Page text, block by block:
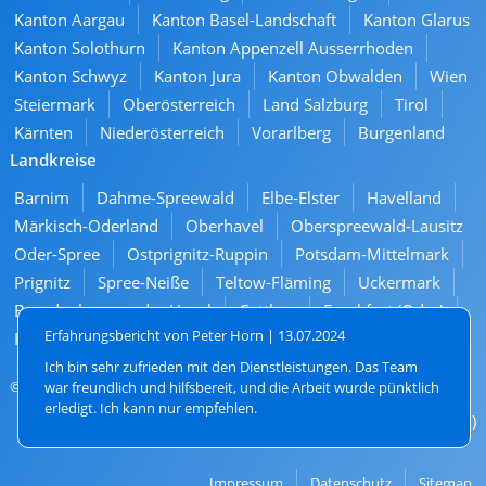
Erfahrungsbericht von Peter Horn | 13.07.2024
Ich bin sehr zufrieden mit den Dienstleistungen. Das Team
war freundlich und hilfsbereit, und die Arbeit wurde pünktlich
erledigt. Ich kann nur empfehlen.
Kanton Aargau
Kanton Basel-Landschaft
Kanton Glarus
Kanton Solothurn
Kanton Appenzell Ausserrhoden
Kanton Schwyz
Kanton Jura Kanton Obwalden
Wien
Steiermark
Oberösterreich Land Salzburg
Tirol
Kärnten
Niederösterreich Vorarlberg
Burgenland
Landkreise
Barnim
Dahme-Spreewald Elbe-Elster
Havelland
Märkisch-Oderland
Oberhavel
Oberspreewald-Lausitz
Oder-Spree
Ostprignitz-Ruppin
Potsdam-Mittelmark
Prignitz
Spree-Neiße Teltow-Fläming
Uckermark
Brandenburg an der Havel
Cottbus
Frankfurt (Oder)
Potsdam
© 2026. All rights reserved
13 Bewertungen (4,3 von 5)
Navigation